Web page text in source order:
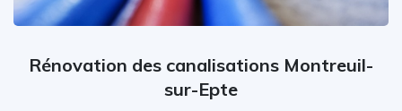
Rénovation des canalisations Montreuil-
sur-Epte